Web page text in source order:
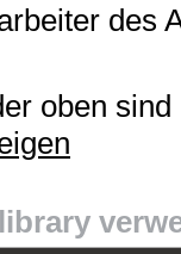
des
oben